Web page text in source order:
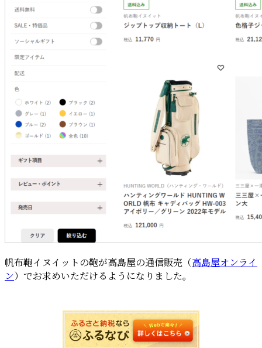
帆布鞄イヌイットの鞄が高島屋の通信販売（高島屋オンライ
ン）でお求めいただけるようになりました。